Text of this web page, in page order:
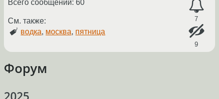
7
9
Всего сообщений: 60
См. также:
водка, москва, пятница
Форум